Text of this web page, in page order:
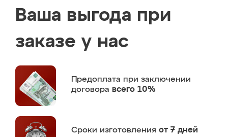
Ваша выгода при
заказе у нас
Предоплата при заключении
договора всего 10%
Сроки изготовления от 7 дней